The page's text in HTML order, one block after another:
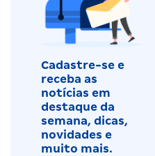
Cadastre-se e
receba as
notícias em
destaque da
semana, dicas,
novidades e
muito mais.